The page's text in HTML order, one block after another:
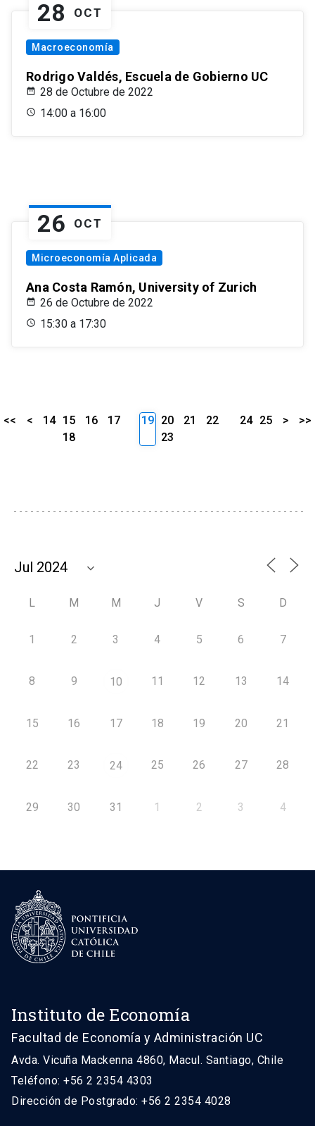
28 OCT
Macroeconomía
Rodrigo Valdés, Escuela de Gobierno UC
28 de Octubre de 2022
14:00 a 16:00
26 OCT
Microeconomía Aplicada
Ana Costa Ramón, University of Zurich
26 de Octubre de 2022
15:30 a 17:30
<< < 14 15 16
17
18
19 20 21
22
23
24 25 > >>
L M M J V S D
1 2 3 4 5 6 7
8 9 10 11 12 13 14
15 16 17 18 19 20 21
22 23 24 25 26 27 28
29 30 31 1 2 3 4
Instituto de Economía
Facultad de Economía y Administración UC
Avda. Vicuña Mackenna 4860, Macul. Santiago, Chile
Teléfono: +56 2 2354 4303
Dirección de Postgrado: +56 2 2354 4028